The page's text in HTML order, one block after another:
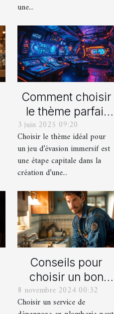
une...
Comment choisir
le thème parfait
pour votre
prochain jeu
d'évasion
immersif
3 juin 2025 09:20
Choisir le thème idéal pour
un jeu d’évasion immersif est
une étape capitale dans la
création d’une...
Conseils pour
choisir un bon
service de
dépannage en
8 novembre 2024 00:32
Choisir un service de